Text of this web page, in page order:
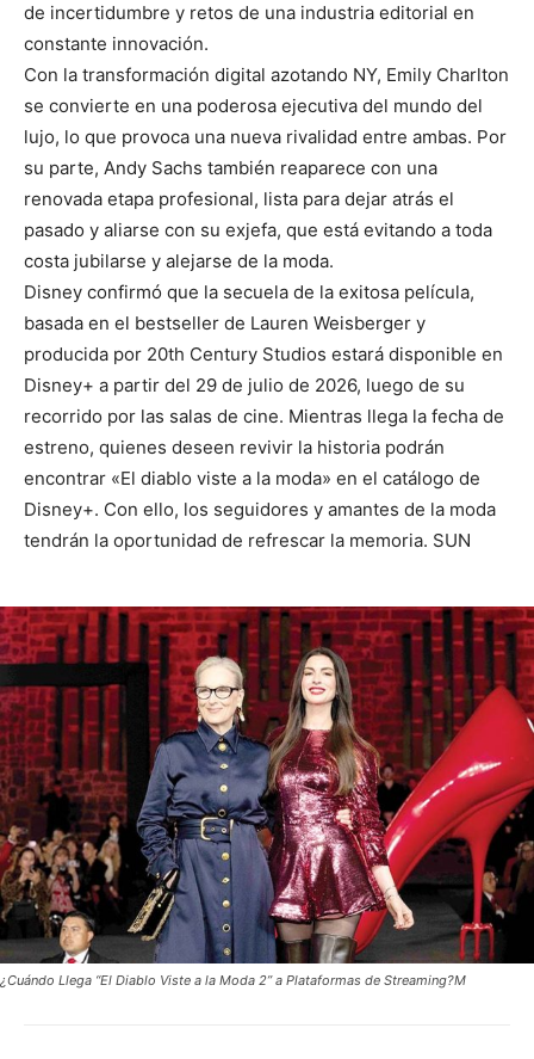
de incertidumbre y retos de una industria editorial en
constante innovación.
Con la transformación digital azotando NY, Emily Charlton
se convierte en una poderosa ejecutiva del mundo del
lujo, lo que provoca una nueva rivalidad entre ambas. Por
su parte, Andy Sachs también reaparece con una
renovada etapa profesional, lista para dejar atrás el
pasado y aliarse con su exjefa, que está evitando a toda
costa jubilarse y alejarse de la moda.
Disney confirmó que la secuela de la exitosa película,
basada en el bestseller de Lauren Weisberger y
producida por 20th Century Studios estará disponible en
Disney+ a partir del 29 de julio de 2026, luego de su
recorrido por las salas de cine. Mientras llega la fecha de
estreno, quienes deseen revivir la historia podrán
encontrar «El diablo viste a la moda» en el catálogo de
Disney+. Con ello, los seguidores y amantes de la moda
tendrán la oportunidad de refrescar la memoria. SUN
¿Cuándo Llega “El Diablo Viste a la Moda 2” a Plataformas de Streaming?M